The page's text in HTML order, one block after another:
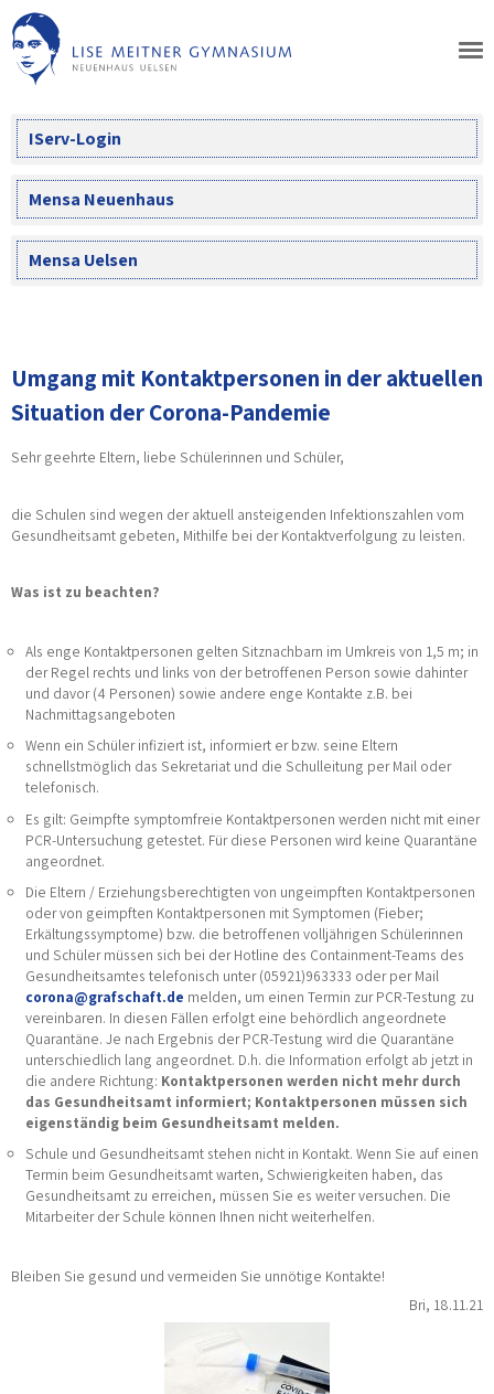
Skip
to
content
IServ-Login
Mensa Neuenhaus
Mensa Uelsen
Umgang mit Kontaktpersonen in der aktuellen
Situation der Corona-Pandemie
Sehr geehrte Eltern, liebe Schülerinnen und Schüler,
die Schulen sind wegen der aktuell ansteigenden Infektionszahlen vom
Gesundheitsamt gebeten, Mithilfe bei der Kontaktverfolgung zu leisten.
Was ist zu beachten?
Als enge Kontaktpersonen gelten Sitznachbarn im Umkreis von 1,5 m; in
der Regel rechts und links von der betroffenen Person sowie dahinter
und davor (4 Personen) sowie andere enge Kontakte z.B. bei
Nachmittagsangeboten
Wenn ein Schüler infiziert ist, informiert er bzw. seine Eltern
schnellstmöglich das Sekretariat und die Schulleitung per Mail oder
telefonisch.
Es gilt: Geimpfte symptomfreie Kontaktpersonen werden nicht mit einer
PCR-Untersuchung getestet. Für diese Personen wird keine Quarantäne
angeordnet.
Die Eltern / Erziehungsberechtigten von ungeimpften Kontaktpersonen
oder von geimpften Kontaktpersonen mit Symptomen (Fieber;
Erkältungssymptome) bzw. die betroffenen volljährigen Schülerinnen
und Schüler müssen sich bei der Hotline des Containment-Teams des
Gesundheitsamtes telefonisch unter (05921)963333 oder per Mail
corona@grafschaft.de melden, um einen Termin zur PCR-Testung zu
vereinbaren. In diesen Fällen erfolgt eine behördlich angeordnete
Quarantäne. Je nach Ergebnis der PCR-Testung wird die Quarantäne
unterschiedlich lang angeordnet. D.h. die Information erfolgt ab jetzt in
die andere Richtung: Kontaktpersonen werden nicht mehr durch
das Gesundheitsamt informiert; Kontaktpersonen müssen sich
eigenständig beim Gesundheitsamt melden.
Schule und Gesundheitsamt stehen nicht in Kontakt. Wenn Sie auf einen
Termin beim Gesundheitsamt warten, Schwierigkeiten haben, das
Gesundheitsamt zu erreichen, müssen Sie es weiter versuchen. Die
Mitarbeiter der Schule können Ihnen nicht weiterhelfen.
Bleiben Sie gesund und vermeiden Sie unnötige Kontakte!
Bri, 18.11.21